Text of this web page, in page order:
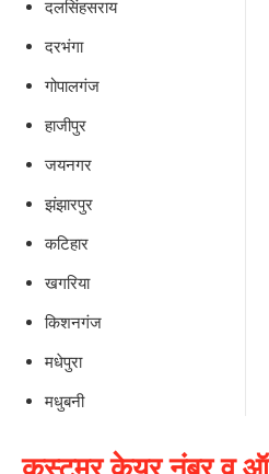
दलसिंहसराय
दरभंगा
गोपालगंज
हाजीपुर
जयनगर
झंझारपुर
कटिहार
खगरिया
किशनगंज
मधेपुरा
मधुबनी